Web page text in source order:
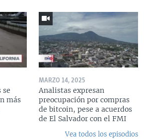
se
más
MARZO 14, 2025
Analistas expresan
preocupación por compras
de bitcoin, pese a acuerdos
de El Salvador con el FMI
Vea todos los episodios